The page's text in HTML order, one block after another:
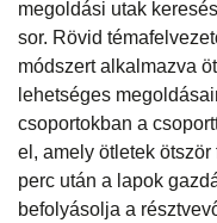
megoldási utak
sor. Rövid
módszert alkalmazva
lehetséges
csoportokban a
el, amely ötletek
perc után a lapok
befolyásolja a